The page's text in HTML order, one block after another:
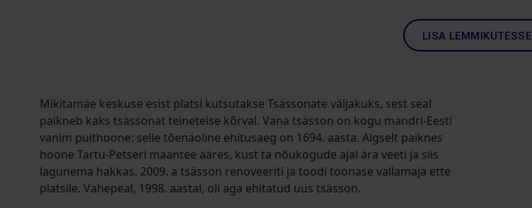
LISA LEMMIKUTESSE
Mikitamäe keskuse esist platsi kutsutakse Tsässonate väljakuks, sest seal
paikneb kaks tsässonat teineteise kõrval. Vana tsässon on kogu mandri-Eesti
vanim puithoone: selle tõenäoline ehitusaeg on 1694. aasta. Algselt paiknes
hoone Tartu-Petseri maantee ääres, kust ta nõukogude ajal ära veeti ja siis
lagunema hakkas. 2009. a tsässon renoveeriti ja toodi toonase vallamaja ette
platsile. Vahepeal, 1998. aastal, oli aga ehitatud uus tsässon.